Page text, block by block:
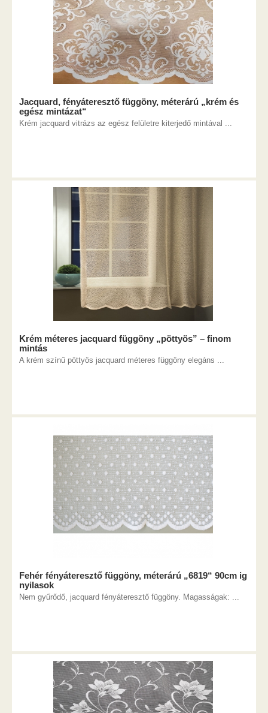
Jacquard, fényáteresztő függöny, méterárú „krém és
egész mintázat“
Krém jacquard vitrázs az egész felületre kiterjedő mintával ...
Krém méteres jacquard függöny „pöttyös” – finom
mintás
A krém színű pöttyös jacquard méteres függöny elegáns ...
Fehér fényáteresztő függöny, méterárú „6819“ 90cm ig
nyilasok
Nem gyűrődő, jacquard fényáteresztő függöny. Magasságak: ...